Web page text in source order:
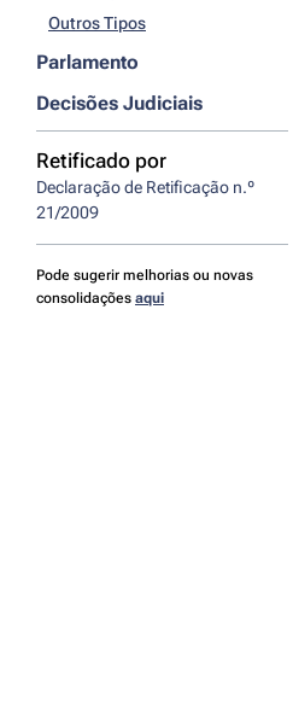
Outros Tipos
Parlamento
Decisões Judiciais
Retificado por
Declaração de Retificação n.º
21/2009
Pode sugerir melhorias ou novas
consolidações aqui